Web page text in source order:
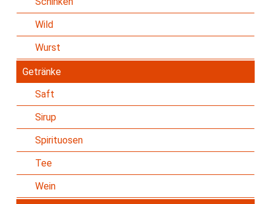
Wild
Wurst
Getränke
Saft
Sirup
Spirituosen
Tee
Wein